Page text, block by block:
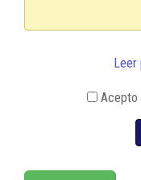
Leer
Acepto